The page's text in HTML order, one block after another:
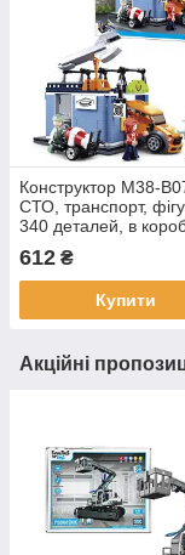
Конструктор M38-
СТО, транспорт,
340 деталей, в
612 ₴
Купити
Акційні